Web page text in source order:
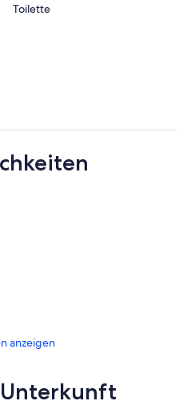
Toilette
anzeigen